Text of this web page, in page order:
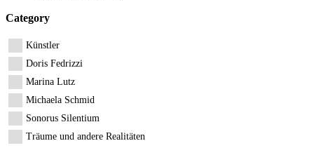
Category
Künstler
Doris Fedrizzi
Marina Lutz
Michaela Schmid
Sonorus Silentium
Träume und andere Realitäten